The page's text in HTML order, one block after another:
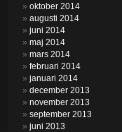
oktober 2014
augusti 2014
juni 2014
maj 2014
mars 2014
februari 2014
januari 2014
december 2013
november 2013
september 2013
juni 2013